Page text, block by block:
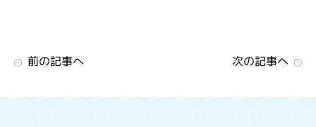
前の記事へ 次の記事へ